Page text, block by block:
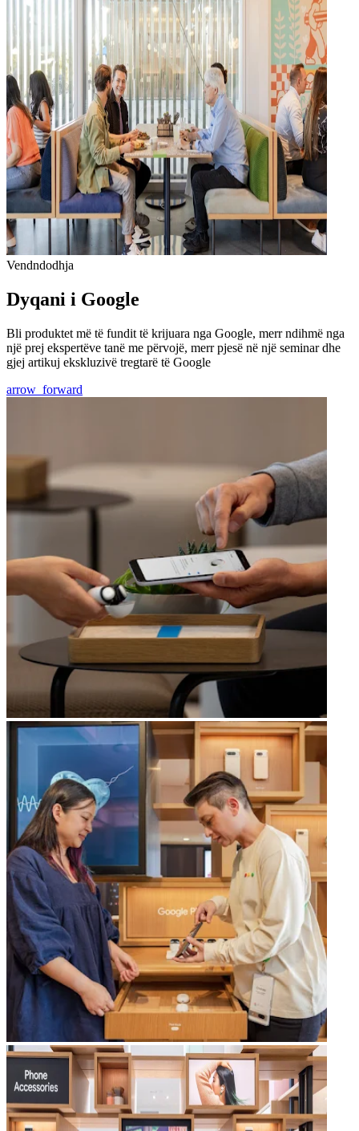
Vendndodhja
Dyqani i Google
Bli produktet më të fundit të krijuara nga Google, merr ndihmë nga
një prej ekspertëve tanë me përvojë, merr pjesë në një seminar dhe
gjej artikuj ekskluzivë tregtarë të Google
arrow_forward